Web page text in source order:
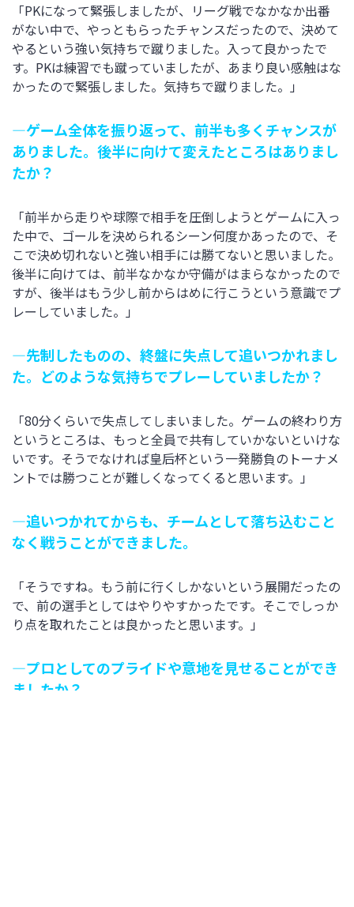
「PKになって緊張しましたが、リーグ戦でなかなか出番
がない中で、やっともらったチャンスだったので、決めて
やるという強い気持ちで蹴りました。入って良かったで
す。PKは練習でも蹴っていましたが、あまり良い感触はな
かったので緊張しました。気持ちで蹴りました。」
―ゲーム全体を振り返って、前半も多くチャンスが
ありました。後半に向けて変えたところはありまし
たか？
「前半から走りや球際で相手を圧倒しようとゲームに入っ
た中で、ゴールを決められるシーン何度かあったので、そ
こで決め切れないと強い相手には勝てないと思いました。
後半に向けては、前半なかなか守備がはまらなかったので
すが、後半はもう少し前からはめに行こうという意識でプ
レーしていました。」
―先制したものの、終盤に失点して追いつかれまし
た。どのような気持ちでプレーしていましたか？
「80分くらいで失点してしまいました。ゲームの終わり方
というところは、もっと全員で共有していかないといけな
いです。そうでなければ皇后杯という一発勝負のトーナメ
ントでは勝つことが難しくなってくると思います。」
―追いつかれてからも、チームとして落ち込むこと
なく戦うことができました。
「そうですね。もう前に行くしかないという展開だったの
で、前の選手としてはやりやすかったです。そこでしっか
り点を取れたことは良かったと思います。」
―プロとしてのプライドや意地を見せることができ
ましたか？